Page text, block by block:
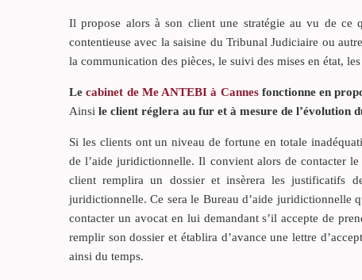
Il propose alors à son client une stratégie au vu de ce
contentieuse avec la saisine du Tribunal Judiciaire ou
la communication des pièces, le suivi des mises en état,
Lecabinet de Me ANTEBI à Cannesfonctionne en
Ainsi le client réglera au fur et à mesure de l’évolution
Si les clients ont un niveau de fortune en totale
de l’aide juridictionnelle. Il convient alors de contacter
client remplira un dossier et insèrera les justificatifs
juridictionnelle. Ce sera le Bureau d’aide juridictionnelle
contacter un avocat en lui demandant s’il accepte de
remplir son dossier et établira d’avance une lettre
ainsi du temps.